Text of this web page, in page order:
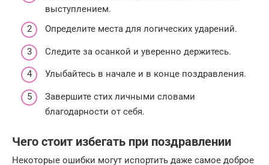
выступлением.
Определите места для логических ударений.
Следите за осанкой и уверенно держитесь.
Улыбайтесь в начале и в конце поздравления.
Завершите стих личными словами
благодарности от себя.
Чего стоит избегать при поздравлении
Некоторые ошибки могут испортить даже самое доброе